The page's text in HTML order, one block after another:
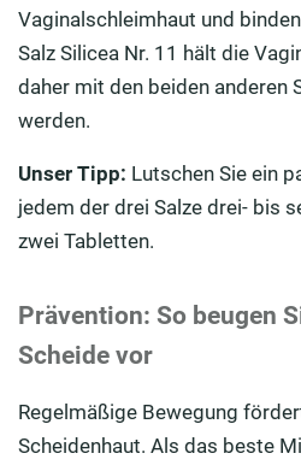
Vaginalschleimhaut und
Salz Silicea Nr. 11 hält die
daher mit den beiden anderen
werden.
Unser Tipp: Lutschen Sie ein
jedem der drei Salze drei- bis
zwei Tabletten.
Prävention: So beugen
Scheide vor
Regelmäßige Bewegung
Scheidenhaut. Als das beste